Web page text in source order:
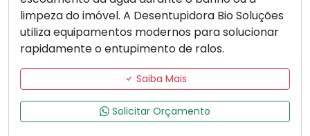
limpeza do imóvel. A Desentupidora Bio Soluções
utiliza equipamentos modernos para solucionar
rapidamente o entupimento de ralos.
Saiba Mais
Solicitar Orçamento